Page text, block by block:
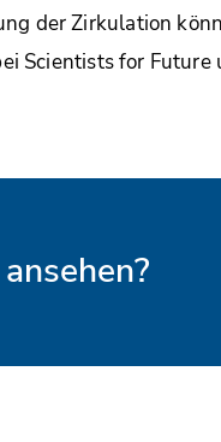
der Zirkulation
Scientists for